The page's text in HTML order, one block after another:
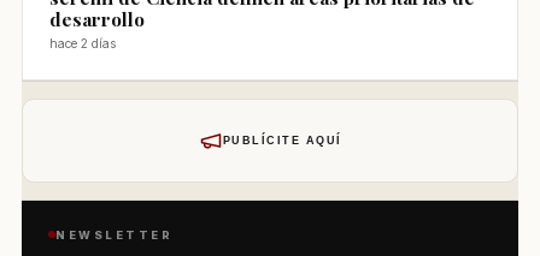
desarrollo
hace 2 días
PUBLÍCITE AQUÍ
NEWSLETTER